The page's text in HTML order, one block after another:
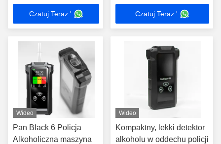
powietrzu
Czatuj Teraz '
reakcji z wyświetlaczem
Czatuj Teraz '
Wideo
Pan Black 6 Policja
Alkoholiczna maszyna
Wideo
Kompaktny, lekki detektor
alkoholu w oddechu policji